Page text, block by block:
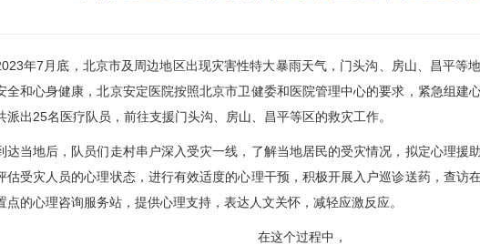
年7月底，北京市及周边地区出现灾害性特大暴雨天气，门头沟、房山、昌平等
全和心身健康，北京安定医院按照北京市卫健委和医院管理中心的要求，紧急组建
派出25名医疗队员，前往支援门头沟、房山、昌平等区的救灾工作。
地后，队员们走村串户深入受灾一线，了解当地居民的受灾情况，拟定心理援助
估受灾人员的心理状态，进行有效适度的心理干预，积极开展入户巡诊送药，查访
点的心理咨询服务站，提供心理支持，表达人文关怀，减轻应激反应。
在这个过程中，